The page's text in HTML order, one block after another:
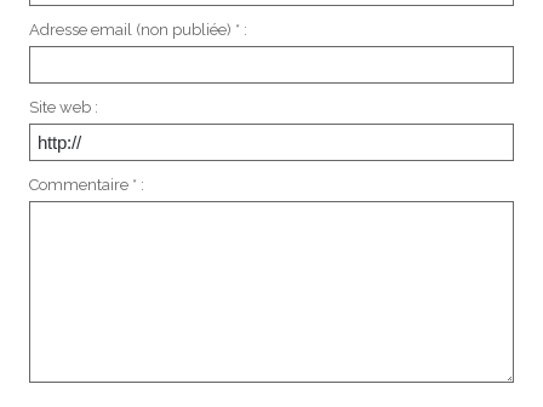
Adresse email (non publiée) * :
Site web :
Commentaire * :